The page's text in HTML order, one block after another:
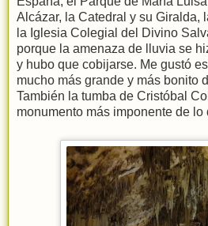
Alcázar, la Catedral y su Giralda,
la Iglesia Colegial del Divino
porque la amenaza de lluvia se
y hubo que cobijarse. Me gustó
mucho más grande y más bonito
También la tumba de Cristóbal
monumento más imponente de lo